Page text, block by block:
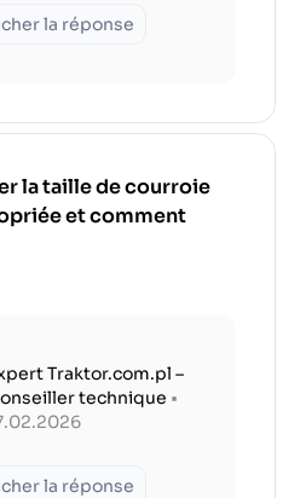
la réponse
la taille de courroie
et comment
Traktor.com.pl –
technique •
la réponse